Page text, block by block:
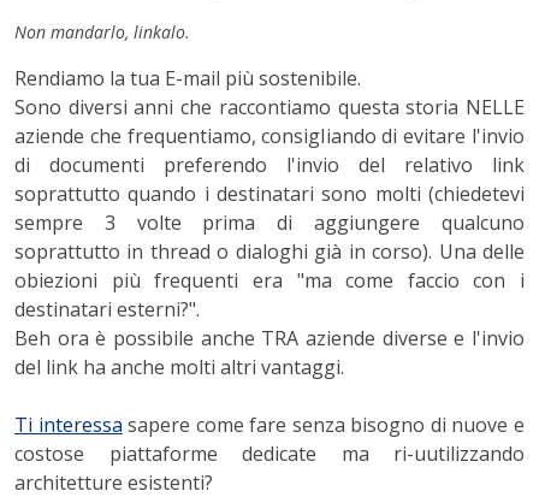
Non mandarlo, linkalo.
Rendiamo la tua E-mail più sostenibile.
Sono diversi anni che raccontiamo questa storia NELLE
aziende che frequentiamo, consigliando di evitare l'invio
di documenti preferendo l'invio del relativo link
soprattutto quando i destinatari sono molti (chiedetevi
sempre 3 volte prima di aggiungere qualcuno
soprattutto in thread o dialoghi già in corso). Una delle
obiezioni più frequenti era "ma come faccio con i
destinatari esterni?".
Beh ora è possibile anche TRA aziende diverse e l'invio
del link ha anche molti altri vantaggi.
Ti interessa sapere come fare senza bisogno di nuove e
costose piattaforme dedicate ma ri-uutilizzando
architetture esistenti?